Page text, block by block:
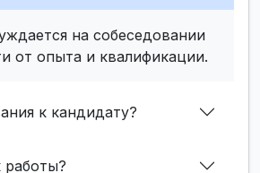
на собеседовании
от опыта и квалификации.
к кандидату?
работы?